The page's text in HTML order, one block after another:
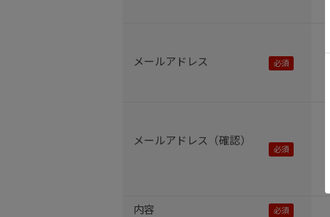
メールアドレス
メールアドレス（確認）
内容